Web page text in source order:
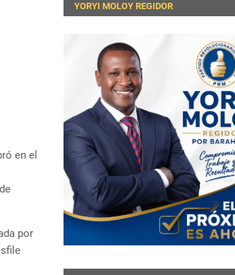
en el
por
YORYI MOLOY REGIDOR